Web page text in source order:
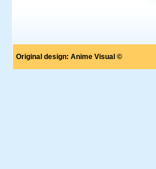
Original design: Anime Visual ©